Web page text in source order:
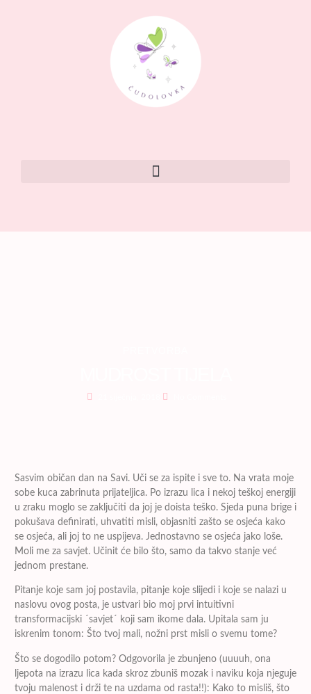
Sasvim običan dan na Savi. Uči se za ispite i sve to. Na vrata moje
sobe kuca zabrinuta prijateljica. Po izrazu lica i nekoj teškoj energiji
u zraku moglo se zaključiti da joj je doista teško. Sjeda puna brige i
pokušava definirati, uhvatiti misli, objasniti zašto se osjeća kako
se osjeća, ali joj to ne uspijeva. Jednostavno se osjeća jako loše.
Moli me za savjet. Učinit će bilo što, samo da takvo stanje već
jednom prestane.
Pitanje koje sam joj postavila, pitanje koje slijedi i koje se nalazi u
naslovu ovog posta, je ustvari bio moj prvi intuitivni
transformacijski ´savjet´ koji sam ikome dala. Upitala sam ju
iskrenim tonom: Što tvoj mali, nožni prst misli o svemu tome?
Što se dogodilo potom? Odgovorila je zbunjeno (uuuuh, ona
ljepota na izrazu lica kada skroz zbuniš mozak i naviku koja njeguje
tvoju malenost i drži te na uzdama od rasta!!): Kako to misliš, što